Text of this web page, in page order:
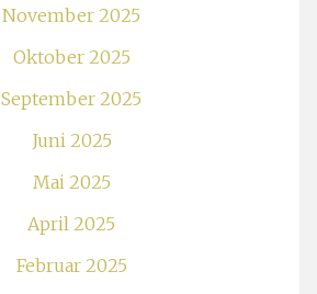
November 2025
Oktober 2025
September 2025
Juni 2025
Mai 2025
April 2025
Februar 2025